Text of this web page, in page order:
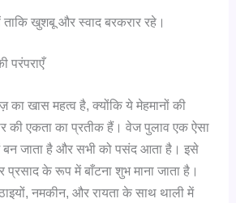
ताकि खुशबू और स्वाद बरकरार रहे।
परंपराएँ
का खास महत्व है, क्योंकि ये मेहमानों की
की एकता का प्रतीक हैं। वेज पुलाव एक ऐसा
जाता है और सभी को पसंद आता है। इसे
के रूप में बाँटना शुभ माना जाता है।
नमकीन, और रायता के साथ थाली में